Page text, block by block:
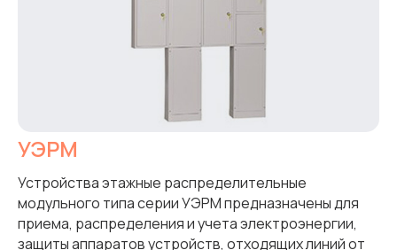
УЭРМ
Устройства этажные распределительные
модульного типа серии УЭРМ предназначены для
приема, распределения и учета электроэнергии,
защиты аппаратов устройств, отходящих линий от